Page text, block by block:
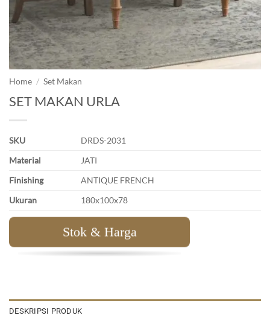
Home / Set Makan
SET MAKAN URLA
SKU
DRDS-2031
Material
JATI
Finishing
ANTIQUE FRENCH
Ukuran
180x100x78
Stok & Harga
DESKRIPSI PRODUK